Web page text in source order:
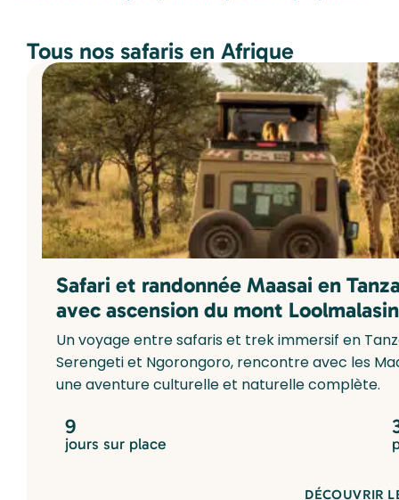
Tous nos safaris en Afrique
Safari et randonnée Maasai en
avec ascension du mont Loolmalasin
Un voyage entre safaris et trek immersif en
Serengeti et Ngorongoro, rencontre avec les
une aventure culturelle et naturelle complète.
9
jours sur place
DÉCOUVRIR